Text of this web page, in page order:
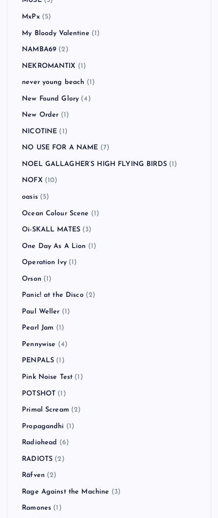
MxPx(5)
My Bloody Valentine (1)
NAMBA69 (2)
NEKROMANTIX (1)
never young beach (1)
New Found Glory (4)
New Order (1)
NICOTINE (1)
NO USE FOR A NAME (7)
NOEL GALLAGHER’S HIGH FLYING BIRDS(1)
NOFX (10)
oasis(5)
Ocean Colour Scene (1)
Oi-SKALL MATES (3)
One Day As A Lion (1)
Operation Ivy(1)
Orson (1)
Panic! at the Disco(2)
Paul Weller (1)
Pearl Jam (1)
Pennywise (4)
PENPALS (1)
Pink Noise Test (1)
POTSHOT (1)
Primal Scream (2)
Propagandhi (1)
Radiohead (6)
RADIOTS (2)
Räfven (2)
Rage Against the Machine (3)
Ramones (1)